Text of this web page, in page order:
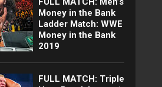
Money in the Bank
Ladder Match: WWE
Money in the Bank
2019
FULL MATCH: Triple